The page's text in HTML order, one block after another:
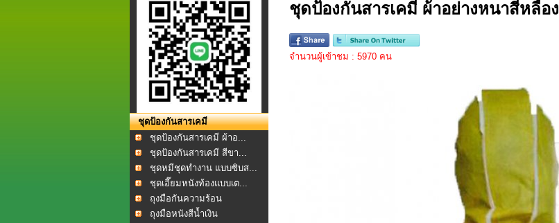
ชุดป้องกันสารเคมี
ชุดป้องกันสารเคมี ผ้าอ...
ชุดป้องกันสารเคมี สีขา...
ชุดหมีชุดทำงาน แบบซิบส...
ชุดเอี๊ยมหนังท้องแบบเต...
ถุงมือกันความร้อน
ถุงมือหนังสีน้ำเงิน
ชุดป้องกันสารเคมี ผ้าอย่างหนาสีหลือง
จำนวนผู้เข้าชม : 5970 คน